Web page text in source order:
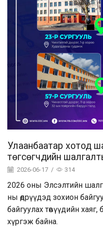
Улаанбаатар хотод
төгсөгчдийн
2026-06-17 / 314
2026 оны Элсэлтийн
ны өдрүүдэд зохион
байгуулах төвүүдийн
хүргэж байна.